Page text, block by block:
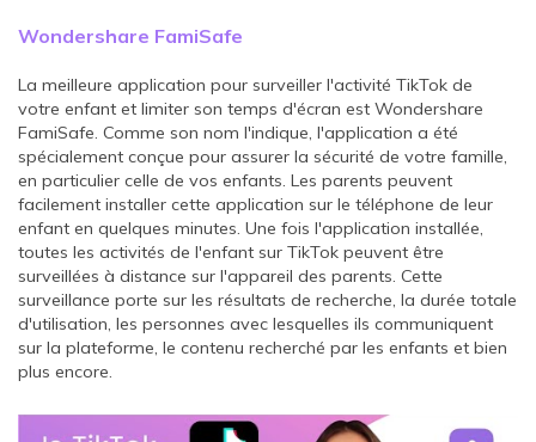
Wondershare FamiSafe
La meilleure application pour surveiller l'activité TikTok de
votre enfant et limiter son temps d'écran est Wondershare
FamiSafe. Comme son nom l'indique, l'application a été
spécialement conçue pour assurer la sécurité de votre famille,
en particulier celle de vos enfants. Les parents peuvent
facilement installer cette application sur le téléphone de leur
enfant en quelques minutes. Une fois l'application installée,
toutes les activités de l'enfant sur TikTok peuvent être
surveillées à distance sur l'appareil des parents. Cette
surveillance porte sur les résultats de recherche, la durée totale
d'utilisation, les personnes avec lesquelles ils communiquent
sur la plateforme, le contenu recherché par les enfants et bien
plus encore.